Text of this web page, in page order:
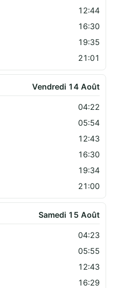
12:44
16:30
19:35
21:01
Vendredi 14 Août
04:22
05:54
12:43
16:30
19:34
21:00
Samedi 15 Août
04:23
05:55
12:43
16:29